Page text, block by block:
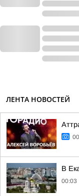
ЛЕНТА НОВОСТЕЙ
В
00:03